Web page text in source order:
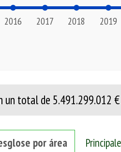
2016 2017 2018 2019
un total de 5.491.299.012 €
por área